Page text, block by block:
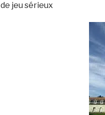
de jeu sérieux